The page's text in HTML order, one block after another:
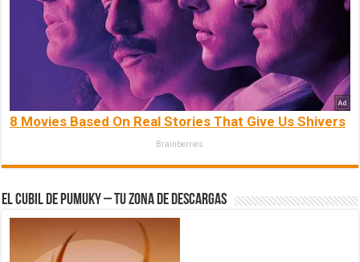
8 Movies Based On Real Stories That Give Us Shivers
Brainberries
El Cubil de Pumuky – Tu zona de Descargas